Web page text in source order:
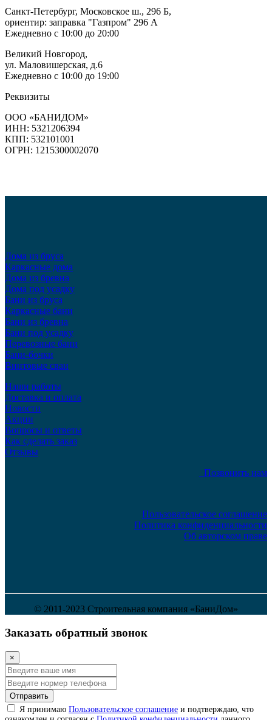
Санкт-Петербург, Московское ш., 296 Б,
ориентир: заправка "Газпром" 296 А
Ежедневно с 10:00 до 20:00
Великий Новгород,
ул. Маловишерская, д.6
Ежедневно с 10:00 до 19:00
Реквизиты
ООО «БАНИДОМ»
ИНН: 5321206394
КПП: 532101001
ОГРН: 1215300002070
Дома из бруса
Каркасные дома
Дома из бревна
Дома под усадку
Бани из бруса
Каркасные бани
Бани из бревна
Бани под усадку
Перевозные бани
Бани-бочки
Винтовые сваи
Наши работы
Доставка и оплата
Новости
Акции
Вопросы и ответы
Как сделать заказ
Отзывы
Позвонить нам
Пользовательское соглашение
Политика конфиденциальности
Об авторском праве
© 2011-2023 Строительная компания «БаниДом»
Заказать обратный звонок
×
Отправить
Я принимаю Пользовательское соглашение и подтверждаю, что